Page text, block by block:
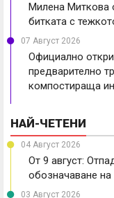
Милена Миткова
битката с
07 Август 2026
Официално
предварително
компостираща
НАЙ-ЧЕТЕНИ
04 Август 2026
От 9 август:
обозначаване на
03 Август 2026